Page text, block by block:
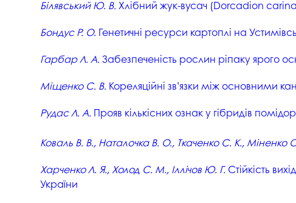
Білявський Ю. В. Хлібний жук-вусач (Dorcadion
Бондус Р. О. Генетичні ресурси картоплі на
Гарбар Л. А. Забезпеченість рослин ріпаку ярого
Міщенко С. В. Кореляційні зв’язки між основними
Рудас Л. А. Прояв кількісних ознак у гібридів
Коваль В. В., Наталочка В. О., Ткаченко С. К., Міненко
Харченко Л. Я., Холод С. М., Іллічов Ю. Г. Стійкість
України